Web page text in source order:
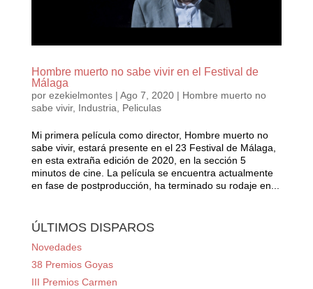
Hombre muerto no sabe vivir en el Festival de
Málaga
por ezekielmontes| Ago 7, 2020| Hombre muerto no
sabe vivir, Industria Peliculas
Mi primera película como director, Hombre muerto no
sabe vivir, estará presente en el 23 Festival de Málaga,
en esta extraña edición de 2020, en la sección 5
minutos de cine. La película se encuentra actualmente
en fase de postproducción, ha terminado su rodaje en...
ÚLTIMOS DISPAROS
Novedades
38 Premios Goyas
III Premios Carmen